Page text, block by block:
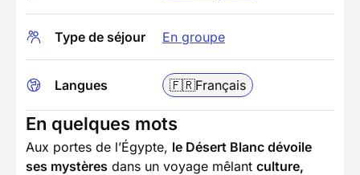
Type de séjour En groupe
Langues 🇫🇷Français
En quelques mots
Aux portes de l’Égypte, le Désert Blanc dévoile
ses mystères dans un voyage mêlant culture,